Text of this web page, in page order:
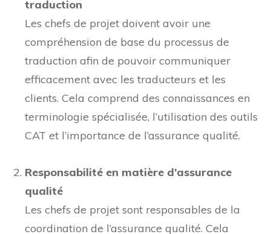
traduction
Les chefs de projet doivent avoir une
compréhension de base du processus de
traduction afin de pouvoir communiquer
efficacement avec les traducteurs et les
clients. Cela comprend des connaissances en
terminologie spécialisée, l’utilisation des outils
Responsabilité en matière d’assurance
qualité
Les chefs de projet sont responsables de la